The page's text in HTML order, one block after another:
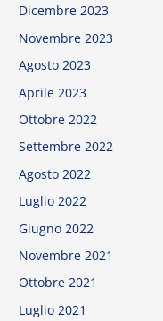
Dicembre 2023
Novembre 2023
Agosto 2023
Aprile 2023
Ottobre 2022
Settembre 2022
Agosto 2022
Luglio 2022
Giugno 2022
Novembre 2021
Ottobre 2021
Luglio 2021